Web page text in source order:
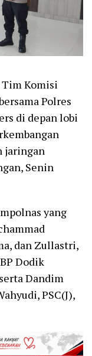
Tim Komisi
Polres
di depan lobi
jaringan
Senin
yang
dan Zullastri,
Dodik
Dandim
PSC(J),